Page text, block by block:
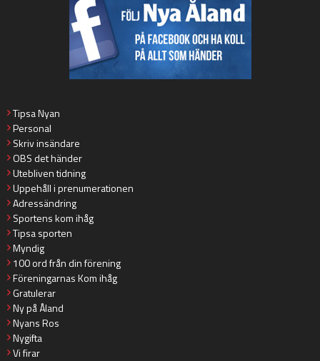
Tipsa Nyan
Personal
Skriv insändare
OBS det händer
Utebliven tidning
Uppehåll i prenumerationen
Adressändring
Sportens kom ihåg
Tipsa sporten
Myndig
100 ord från din förening
Föreningarnas Kom ihåg
Gratulerar
Ny på Åland
Nyans Ros
Nygifta
Vi firar